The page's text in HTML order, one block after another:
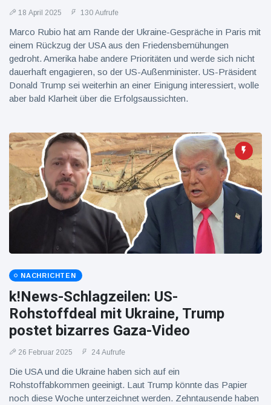
18 April 2025 130 Aufrufe
Marco Rubio hat am Rande der Ukraine-Gespräche in Paris mit
einem Rückzug der USA aus den Friedensbemühungen
gedroht. Amerika habe andere Prioritäten und werde sich nicht
dauerhaft engagieren, so der US-Außenminister. US-Präsident
Donald Trump sei weiterhin an einer Einigung interessiert, wolle
aber bald Klarheit über die Erfolgsaussichten.
NACHRICHTEN
k!News-Schlagzeilen: US-
Rohstoffdeal mit Ukraine, Trump
postet bizarres Gaza-Video
26 Februar 2025 24 Aufrufe
Die USA und die Ukraine haben sich auf ein
Rohstoffabkommen geeinigt. Laut Trump könnte das Papier
noch diese Woche unterzeichnet werden. Zehntausende haben